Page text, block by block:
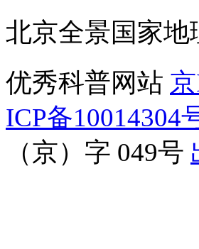
北京全景国家
优秀科普网站
ICP备10014304
（京）字 049号